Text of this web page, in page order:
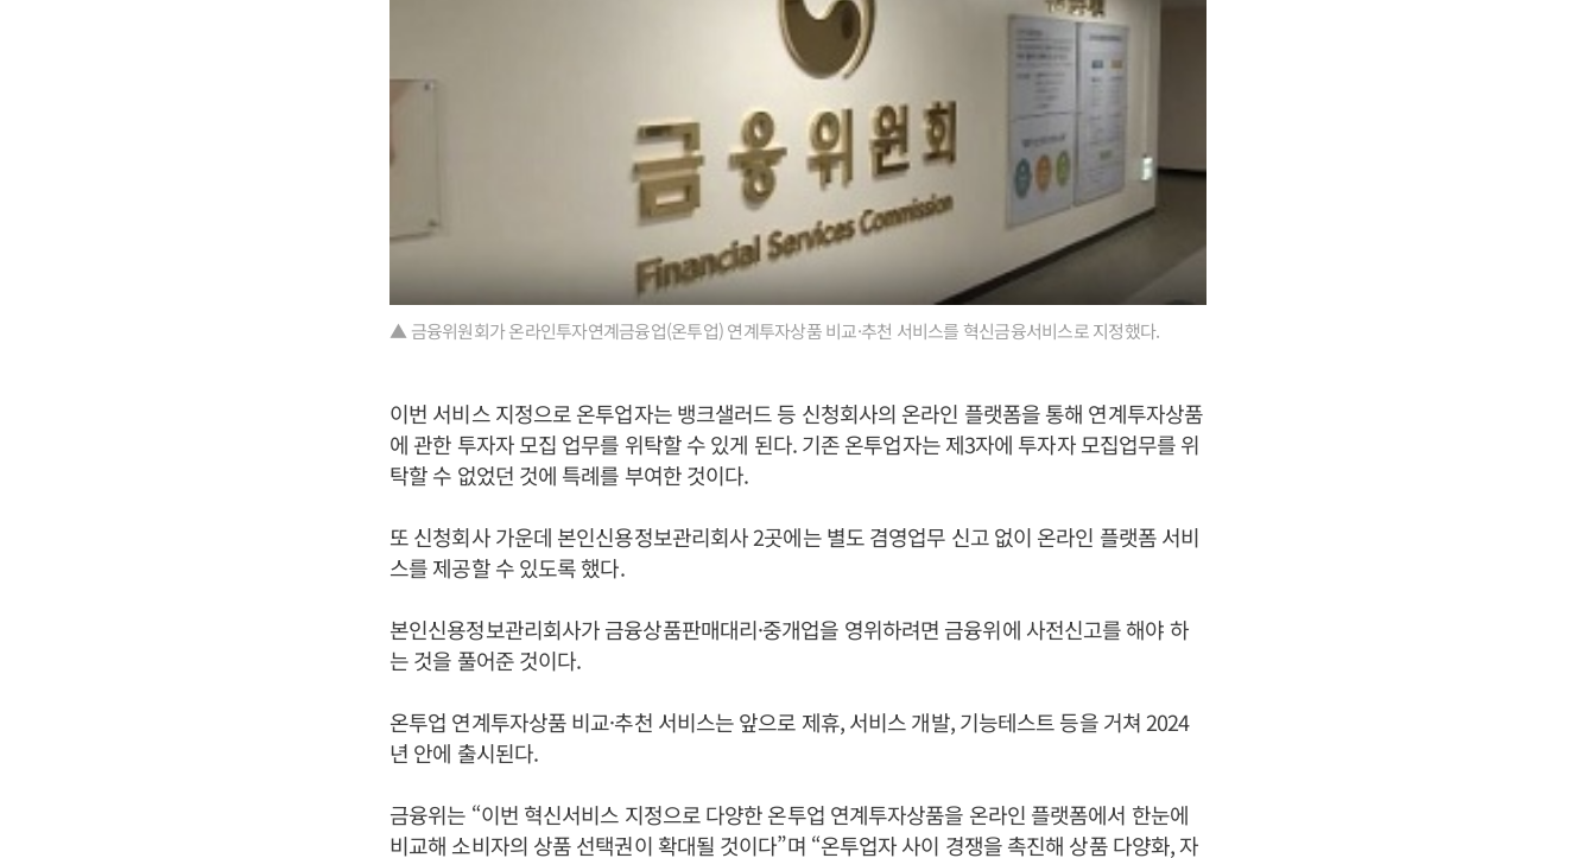
▲ 금융위원회가 온라인투자연계금융업(온투업) 연계투자상품 비교·추천 서비스를 혁신금융서비스로 지정했다.
이번 서비스 지정으로 온투업자는 뱅크샐러드 등 신청회사의 온라인 플랫폼을 통해 연계투자상품
에 관한 투자자 모집 업무를 위탁할 수 있게 된다. 기존 온투업자는 제3자에 투자자 모집업무를 위
탁할 수 없었던 것에 특례를 부여한 것이다.
또 신청회사 가운데 본인신용정보관리회사 2곳에는 별도 겸영업무 신고 없이 온라인 플랫폼 서비
스를 제공할 수 있도록 했다.
본인신용정보관리회사가 금융상품판매대리·중개업을 영위하려면 금융위에 사전신고를 해야 하
는 것을 풀어준 것이다.
온투업 연계투자상품 비교·추천 서비스는 앞으로 제휴, 서비스 개발, 기능테스트 등을 거쳐 2024
년 안에 출시된다.
금융위는 “이번 혁신서비스 지정으로 다양한 온투업 연계투자상품을 온라인 플랫폼에서 한눈에
비교해 소비자의 상품 선택권이 확대될 것이다”며 “온투업자 사이 경쟁을 촉진해 상품 다양화, 자